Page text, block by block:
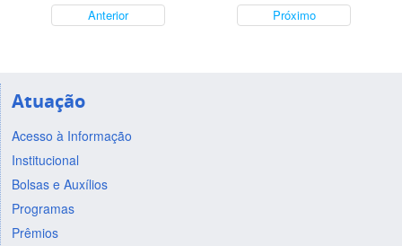
Anterior Próximo
Atuação
Acesso à Informação
Institucional
Bolsas e Auxílios
Programas
Prêmios